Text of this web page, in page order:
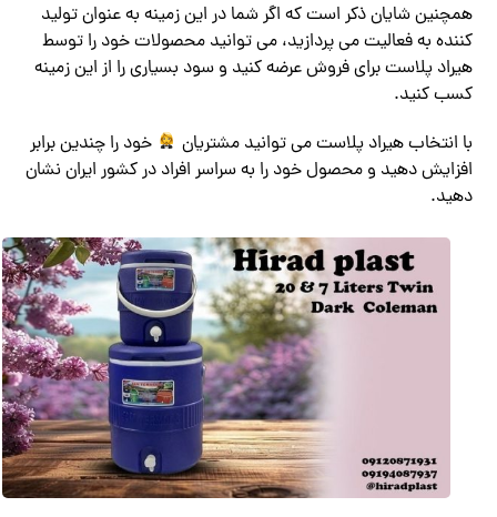
همچنین شایان ذکر است که اگر شما در این زمینه به عنوان تولید
کننده به فعالیت می پردازید، می توانید محصولات خود را توسط
هیراد پلاست برای فروش عرضه کنید و سود بسیاری را از این زمینه
کسب کنید.
با انتخاب هیراد پلاست می توانید مشتریان
خود را چندین برابر
افزایش دهید و محصول خود را به سراسر افراد در کشور ایران نشان
دهید.